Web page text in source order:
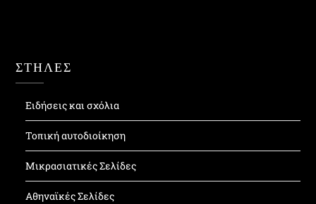
ΣΤΗΛΕΣ
Ειδήσεις και σχόλια
Τοπική αυτοδιοίκηση
Μικρασιατικές Σελίδες
Αθηναϊκές Σελίδες